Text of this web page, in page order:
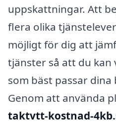
uppskattningar. Att
flera olika
möjligt för dig att
tjänster så att du
som bäst passar
Genom att använda
taktvtt-kostnad-